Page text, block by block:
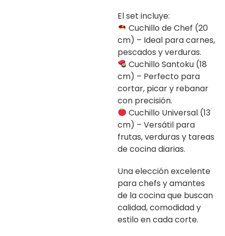
El set incluye:
Cuchillo de Chef (20
cm) – Ideal para carnes,
pescados y verduras.
Cuchillo Santoku (18
cm) – Perfecto para
cortar, picar y rebanar
con precisión.
Cuchillo Universal (13
cm) – Versátil para
frutas, verduras y tareas
de cocina diarias.
Una elección excelente
para chefs y amantes
de la cocina que buscan
calidad, comodidad y
estilo en cada corte.